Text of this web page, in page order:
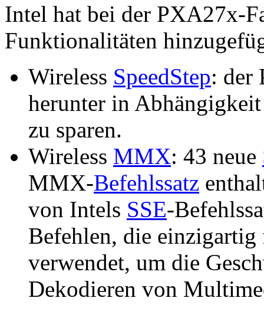
Intel hat bei der PXA27x-
Funktionalitäten
Wireless SpeedStep: der
herunter in
zu sparen.
Wireless MMX: 43 neue
MMX-Befehlssatz
von Intels SSE-
Befehlen, die
verwendet, um die
Dekodieren von